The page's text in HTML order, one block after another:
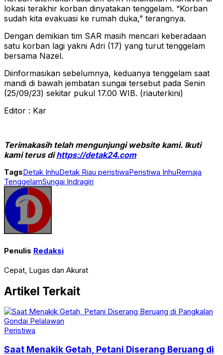
lokasi terakhir korban dinyatakan tenggelam. “Korban
sudah kita evakuasi ke rumah duka,” terangnya.
Dengan demikian tim SAR masih mencari keberadaan
satu korban lagi yakni Adri (17) yang turut tenggelam
bersama Nazel.
Diinformasikan sebelumnya, keduanya tenggelam saat
mandi di bawah jembatan sungai tersebut pada Senin
(25/09/23) sekitar pukul 17.00 WIB. (riauterkini)
Editor : Kar
Terimakasih telah mengunjungi website kami. Ikuti
kami terus dihttps://detak24.com
TagsDetak InhuDetak Riau peristiwaPeristiwa InhuRemaja
TenggelamSungai Indragiri
Penulis Redaksi
Cepat, Lugas dan Akurat
Artikel Terkait
Peristiwa
Saat Menakik Getah, Petani Diserang Beruang di